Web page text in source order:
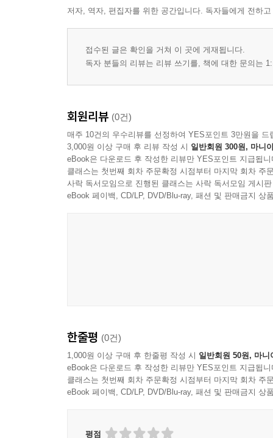
제3절 설문 참여자의 시간선호도 조사 결과
제4장 시간선호도 결정요인에 대한 실증분석
제1절 실증분석 연구 설계
제3절 시간선호-연령 프로파일 구조의 집단 간
제4절 실증분석 결과 종합
제5장 결론 및 정책적 함의
제1절 연구 개요 및 분석 결과
저자, 역자, 편집자를 위한 공간입니다. 독자들에게 전하
접수된 글은 확인을 거쳐 이 곳에 게재됩니다.
독자 분들의 리뷰는 리뷰 쓰기를, 책에 대한 문의는
회원리뷰 (0건)
매주 10건의 우수리뷰를 선정하여 YES포인트 3만원을 드
3,000원 이상 구매 후 리뷰 작성 시 일반회원 300원, 마니
eBook은 다운로드 후 작성한 리뷰만 YES포인트 지급됩니
클래스는 첫번째 회차 주문확정 시점부터 마지막 회차 주
사락 독서모임으로 진행된 클래스는 사락 독서모임 게시
eBook 페이백, CD/LP, DVD/Blu-ray, 패션 및 판매금지 상
한줄평 (0건)
1,000원 이상 구매 후 한줄평 작성 시 일반회원 50원, 마니
eBook은 다운로드 후 작성한 리뷰만 YES포인트 지급됩니
클래스는 첫번째 회차 주문확정 시점부터 마지막 회차 주
eBook 페이백, CD/LP, DVD/Blu-ray, 패션 및 판매금지 상
평점